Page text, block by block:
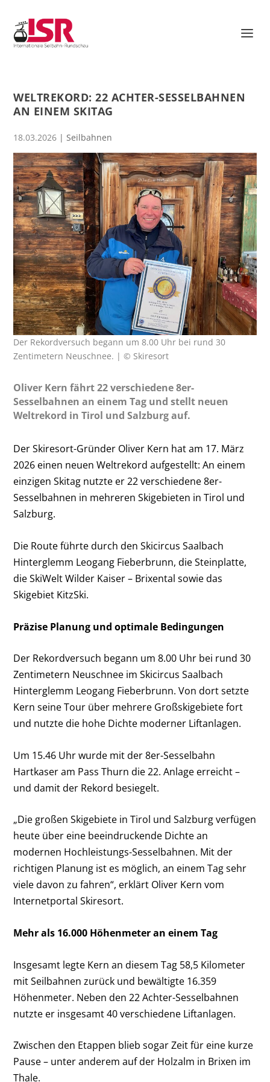
WELTREKORD: 22 ACHTER-SESSELBAHNEN
AN EINEM SKITAG
18.03.2026 |Seilbahnen
Der Rekordversuch begann um 8.00 Uhr bei rund 30
Zentimetern Neuschnee. | © Skiresort
Oliver Kern fährt 22 verschiedene 8er-
Sesselbahnen an einem Tag und stellt neuen
Weltrekord in Tirol und Salzburg auf.
Der Skiresort-Gründer Oliver Kern hat am 17. März
2026 einen neuen Weltrekord aufgestellt: An einem
einzigen Skitag nutzte er 22 verschiedene 8er-
Sesselbahnen in mehreren Skigebieten in Tirol und
Salzburg.
Die Route führte durch den Skicircus Saalbach
Hinterglemm Leogang Fieberbrunn, die Steinplatte,
die SkiWelt Wilder Kaiser – Brixental sowie das
Skigebiet KitzSki.
Präzise Planung und optimale Bedingungen
Der Rekordversuch begann um 8.00 Uhr bei rund 30
Zentimetern Neuschnee im Skicircus Saalbach
Hinterglemm Leogang Fieberbrunn. Von dort setzte
Kern seine Tour über mehrere Großskigebiete fort
und nutzte die hohe Dichte moderner Liftanlagen.
Um 15.46 Uhr wurde mit der 8er-Sesselbahn
Hartkaser am Pass Thurn die 22. Anlage erreicht –
und damit der Rekord besiegelt.
„Die großen Skigebiete in Tirol und Salzburg verfügen
heute über eine beeindruckende Dichte an
modernen Hochleistungs-Sesselbahnen. Mit der
richtigen Planung ist es möglich, an einem Tag sehr
viele davon zu fahren“, erklärt Oliver Kern vom
Internetportal Skiresort.
Mehr als 16.000 Höhenmeter an einem Tag
Insgesamt legte Kern an diesem Tag 58,5 Kilometer
mit Seilbahnen zurück und bewältigte 16.359
Höhenmeter. Neben den 22 Achter-Sesselbahnen
nutzte er insgesamt 40 verschiedene Liftanlagen.
Zwischen den Etappen blieb sogar Zeit für eine kurze
Pause – unter anderem auf der Holzalm in Brixen im
Thale.